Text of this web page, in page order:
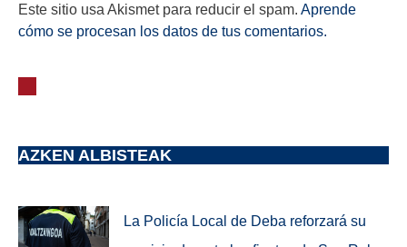
Este sitio usa Akismet para reducir el spam. Aprende
cómo se procesan los datos de tus comentarios.
AZKEN ALBISTEAK
La Policía Local de Deba reforzará su